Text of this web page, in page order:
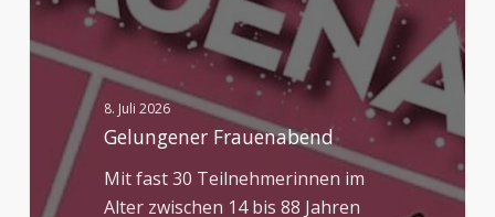
8. Juli 2026
Gelungener Frauenabend
Mit fast 30 Teilnehmerinnen im
Alter zwischen 14 bis 88 Jahren